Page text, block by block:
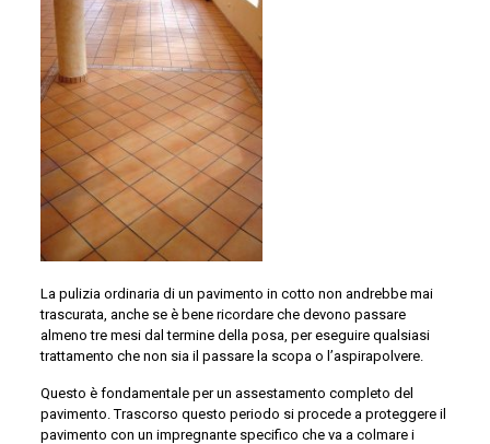
La pulizia ordinaria di un pavimento in cotto non andrebbe mai
trascurata, anche se è bene ricordare che devono passare
almeno tre mesi dal termine della posa, per eseguire qualsiasi
trattamento che non sia il passare la scopa o l’aspirapolvere.
Questo è fondamentale per un assestamento completo del
pavimento. Trascorso questo periodo si procede a proteggere il
pavimento con un impregnante specifico che va a colmare i